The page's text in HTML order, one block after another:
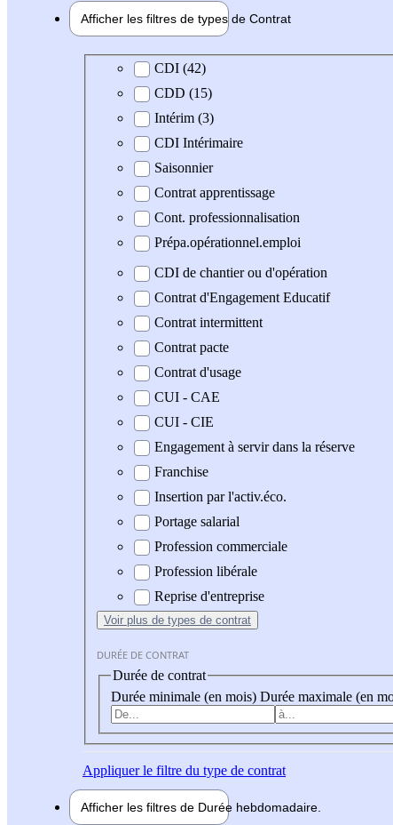
Afficher les filtres de types de Contrat
Type de contratCDI (42)
CDD (15)
Intérim (3)
CDI Intérimaire
Saisonnier
Contrat apprentissage
Cont. professionnalisation
Prépa.opérationnel.emploi
CDI de chantier ou d'opération
Contrat d'Engagement Educatif
Contrat intermittent
Contrat pacte
Contrat d'usage
CUI - CAE
CUI - CIE
Engagement à servir dans la réserve
Franchise
Insertion par l'activ.éco.
Portage salarial
Profession commerciale
Profession libérale
Reprise d'entreprise
Voir plus de types de contrat
DURÉE DE CONTRAT
Durée de contrat
Durée minimale (en mois) Durée maximale (en
Appliquerle filtre du type de contrat
Afficher les filtres de Durée hebdomadaire